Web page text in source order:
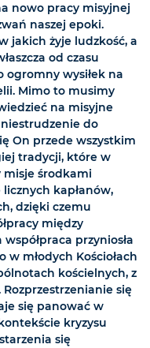
nowo pracy misyjnej
naszej epoki.
jakich żyje ludzkość, a
od czasu
ogromny wysiłek na
Mimo to musimy
na misyjne
do
On przede wszystkim
tradycji, które w
misje środkami
kapłanów,
dzięki czemu
między
przyniosła
młodych Kościołach
kościelnych, z
się
się panować w
kryzysu
się